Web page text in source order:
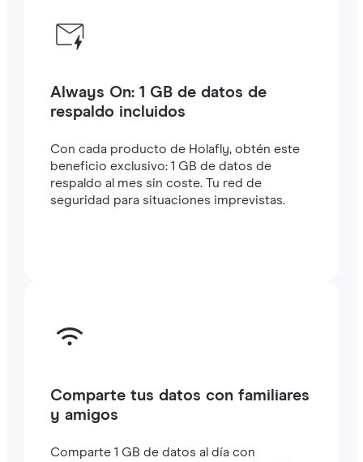
Always On: 1 GB de datos de
respaldo incluidos
Con cada producto de Holafly, obtén este
beneficio exclusivo: 1 GB de datos de
respaldo al mes sin coste. Tu red de
seguridad para situaciones imprevistas.
Comparte tus datos con familiares
y amigos
Comparte 1 GB de datos al día con